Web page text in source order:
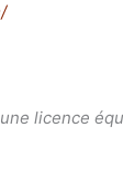
licence